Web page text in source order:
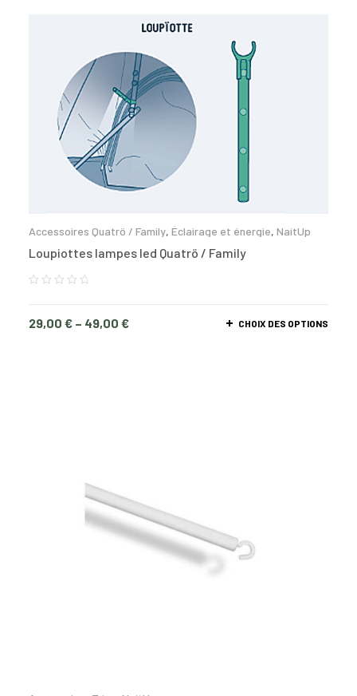
Accessoires Quatrö / Family, Éclairage et énergie, NaitUp
Loupiottes lampes led Quatrö / Family
29,00 € – 49,00 € CHOIX DES OPTIONS